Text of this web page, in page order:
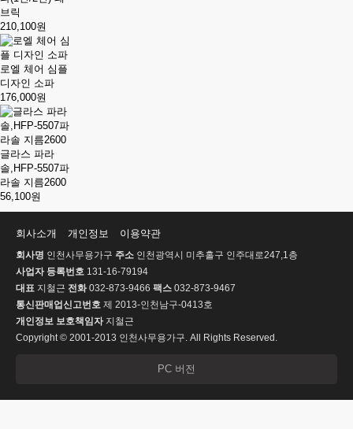
브릭
210,100원
로엘 체어 심플
디자인 소파
176,000원
글라스 파라
솔,HFP-5507파
라솔 지름2600
56,100원
회사소개 개인정보 이용약관
회사명 인천사무용가구 주소 인천광역시 미추홀구 인주대로247,1층
사업자 등록번호 131-16-79194
대표 지철근 전화032-873-9466 팩스 032-873-9467
통신판매업신고번호 제 2013-인천남구-0413호
개인정보 보호책임자지철근
Copyright © 2001-2013 인천사무용가구. All Rights Reserved.
PC 버전